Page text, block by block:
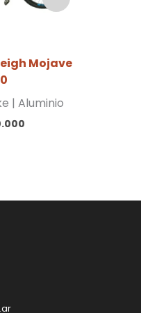
Mojave
| Aluminio